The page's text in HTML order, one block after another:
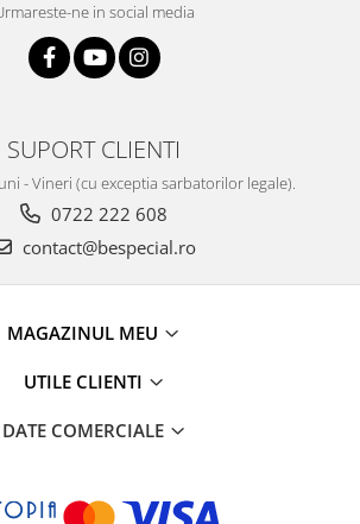
ne in social media
SUPORT CLIENTI
- Vineri (cu exceptia sarbatorilor legale).
0722 222 608
contact@bespecial.ro
MAGAZINUL MEU
UTILE CLIENTI
DATE COMERCIALE